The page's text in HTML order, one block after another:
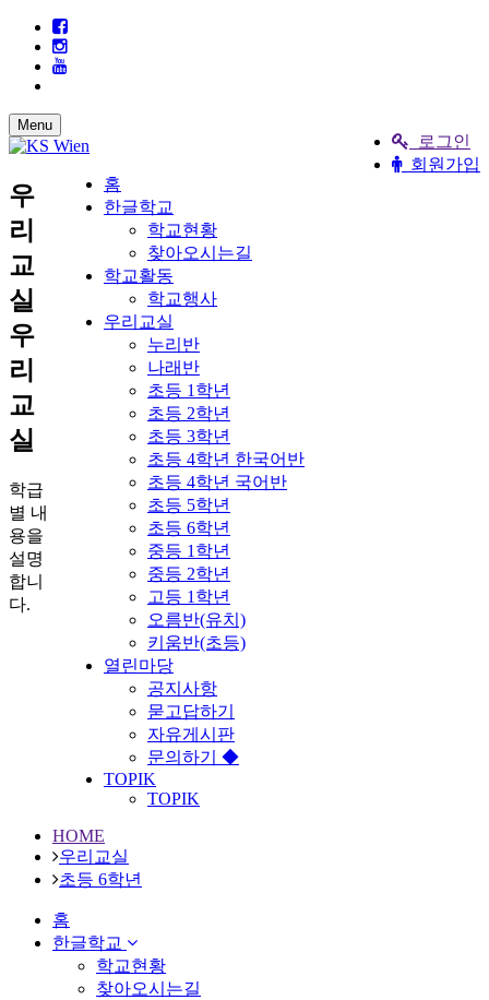
로그인
회원가입
Menu
홈
한글학교
학교현황
찾아오시는길
학교활동
학교행사
우리교실
누리반
나래반
초등 1학년
초등 2학년
초등 3학년
초등 4학년 한국어반
초등 4학년 국어반
초등 5학년
초등 6학년
중등 1학년
중등 2학년
고등 1학년
오름반(유치)
키움반(초등)
열린마당
공지사항
묻고답하기
자유게시판
문의하기 ◆
TOPIK
TOPIK
우
리
교
실
우
리
교
실
학급
별 내
용을
설명
합니
다.
HOME
우리교실
초등 6학년
홈
한글학교
학교현황
찾아오시는길